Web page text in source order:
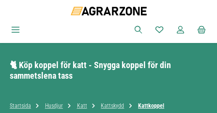
Du har 0 objekt i
🐈 Köp koppel för katt - Snygga koppel för din
sammetslena tass
Startsida Husdjur Katt Kattskydd Kattkoppel